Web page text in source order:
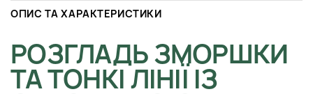
ОПИС ТА ХАРАКТЕРИСТИКИ
РОЗГЛАДЬ ЗМОРШКИ
ТА ТОНКІ ЛІНІЇ ІЗ